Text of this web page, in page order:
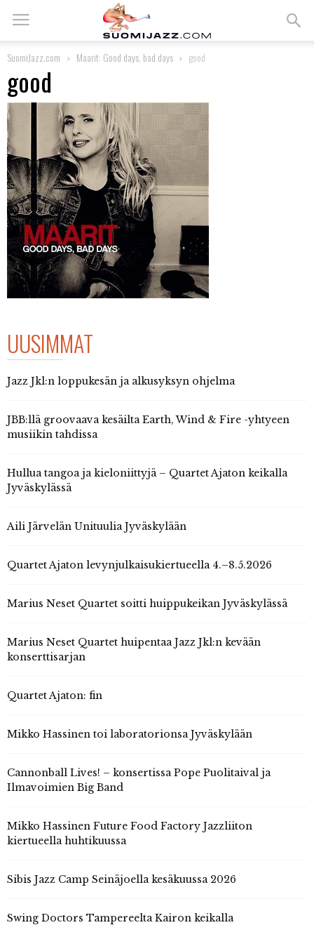
SuomiJazz.com Maarit: Good days, bad days good
good
UUSIMMAT
Jazz Jkl:n loppukesän ja alkusyksyn ohjelma
JBB:llä groovaava kesäilta Earth, Wind & Fire -yhtyeen
musiikin tahdissa
Hullua tangoa ja kieloniittyjä – Quartet Ajaton keikalla
Jyväskylässä
Aili Järvelän Unituulia Jyväskylään
Quartet Ajaton levynjulkaisukiertueella 4.–8.5.2026
Marius Neset Quartet soitti huippukeikan Jyväskylässä
Marius Neset Quartet huipentaa Jazz Jkl:n kevään
konserttisarjan
Quartet Ajaton: fin
Mikko Hassinen toi laboratorionsa Jyväskylään
Cannonball Lives! – konsertissa Pope Puolitaival ja
Ilmavoimien Big Band
Mikko Hassinen Future Food Factory Jazzliiton
kiertueella huhtikuussa
Sibis Jazz Camp Seinäjoella kesäkuussa 2026
Swing Doctors Tampereelta Kairon keikalla